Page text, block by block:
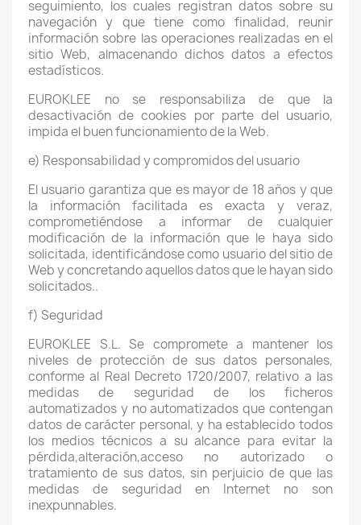
seguimiento, los cuales registran datos sobre su
navegación y que tiene como finalidad, reunir
información sobre las operaciones realizadas en el
sitio Web, almacenando dichos datos a efectos
estadísticos.
EUROKLEE no se responsabiliza de que la
desactivación de cookies por parte del usuario,
impida el buen funcionamiento de la Web.
e) Responsabilidad y compromidos del usuario
El usuario garantiza que es mayor de 18 años y que
la información facilitada es exacta y veraz,
comprometiéndose a informar de cualquier
modificación de la información que le haya sido
solicitada, identificándose como usuario del sitio de
Web y concretando aquellos datos que le hayan sido
solicitados..
f) Seguridad
EUROKLEE S.L. Se compromete a mantener los
niveles de protección de sus datos personales,
conforme al Real Decreto 1720/2007, relativo a las
medidas de seguridad de los ficheros
automatizados y no automatizados que contengan
datos de carácter personal, y ha establecido todos
los medios técnicos a su alcance para evitar la
pérdida,alteración,acceso no autorizado o
tratamiento de sus datos, sin perjuicio de que las
medidas de seguridad en Internet no son
inexpunnables.